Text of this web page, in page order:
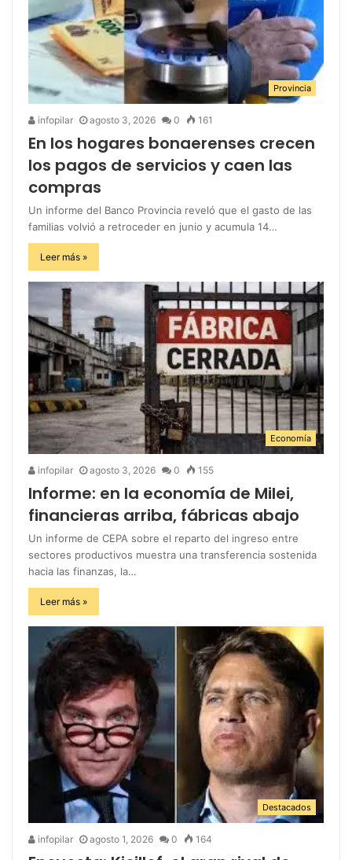
Provincia
infopilar agosto 3, 2026 0 161
En los hogares bonaerenses crecen
los pagos de servicios y caen las
compras
Un informe del Banco Provincia reveló que el gasto de las
familias volvió a retroceder en junio y acumula 14…
Leer más »
Economía
infopilar agosto 3, 2026 0 155
Informe: en la economía de Milei,
financieras arriba, fábricas abajo
Un informe de CEPA sobre el reparto del ingreso entre
sectores productivos muestra una transferencia sostenida
hacia las finanzas, la…
Leer más »
Destacados
infopilar agosto 1, 2026 0 164